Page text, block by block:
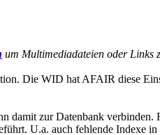
um Multimediadateien oder Links
Die WID hat AFAIR diese
damit zur Datenbank verbinden.
U.a. auch fehlende Indexe